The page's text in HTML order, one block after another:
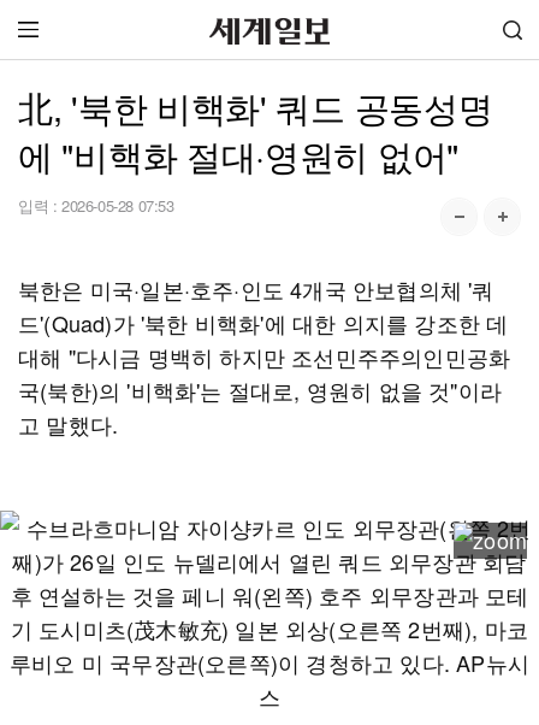
北, '북한 비핵화' 쿼드 공동성명
에 "비핵화 절대·영원히 없어"
입력 : 2026-05-28 07:53
북한은 미국·일본·호주·인도 4개국 안보협의체 '쿼
드'(Quad)가 '북한 비핵화'에 대한 의지를 강조한 데
대해 "다시금 명백히 하지만 조선민주주의인민공화
국(북한)의 '비핵화'는 절대로, 영원히 없을 것"이라
고 말했다.